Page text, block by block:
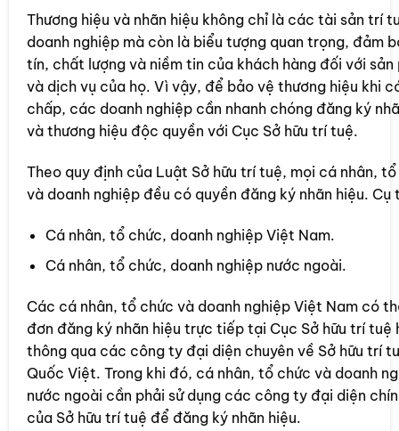
Thương hiệu và nhãn hiệu không chỉ là các tài sản trí
doanh nghiệp mà còn là biểu tượng quan trọng, đảm
tín, chất lượng và niềm tin của khách hàng đối với sản
và dịch vụ của họ. Vì vậy, để bảo vệ thương hiệu khi
chấp, các doanh nghiệp cần nhanh chóng đăng ký
và thương hiệu độc quyền với Cục Sở hữu trí tuệ.
Theo quy định của Luật Sở hữu trí tuệ, mọi cá nhân,
và doanh nghiệp đều có quyền đăng ký nhãn hiệu. Cụ
Cá nhân, tổ chức, doanh nghiệp Việt Nam.
Cá nhân, tổ chức, doanh nghiệp nước ngoài.
Các cá nhân, tổ chức và doanh nghiệp Việt Nam có
đơn đăng ký nhãn hiệu trực tiếp tại Cục Sở hữu trí tuệ
thông qua các công ty đại diện chuyên về Sở hữu trí
Quốc Việt. Trong khi đó, cá nhân, tổ chức và doanh
nước ngoài cần phải sử dụng các công ty đại diện
của Sở hữu trí tuệ để đăng ký nhãn hiệu.